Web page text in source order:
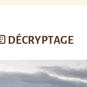
DÉCRYPTAGE